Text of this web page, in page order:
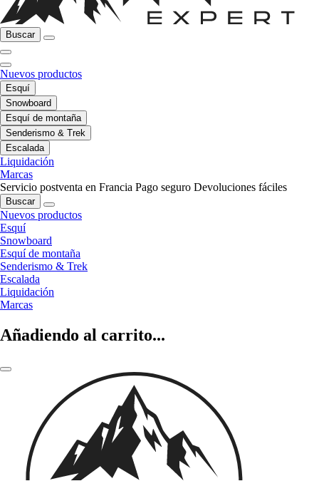
Buscar
Nuevos productos
Esquí
Snowboard
Esquí de montaña
Senderismo & Trek
Escalada
Liquidación
Marcas
Servicio postventa en Francia Pago seguro Devoluciones fáciles
Buscar
Nuevos productos
Esquí
Snowboard
Esquí de montaña
Senderismo & Trek
Escalada
Liquidación
Marcas
Añadiendo al carrito...